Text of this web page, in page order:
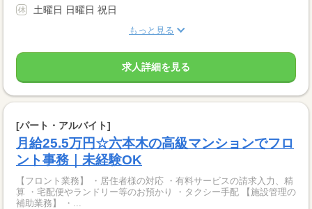
土曜日 日曜日 祝日
もっと見る
求人詳細を見る
[パート・アルバイト]
月給25.5万円☆六本木の高級マンションでフロ
ント事務｜未経験OK
【フロント業務】 ・居住者様の対応 ・有料サービスの請求入力、精
算 ・宅配便やランドリー等のお預かり ・タクシー手配 【施設管理の
補助業務】 ・...